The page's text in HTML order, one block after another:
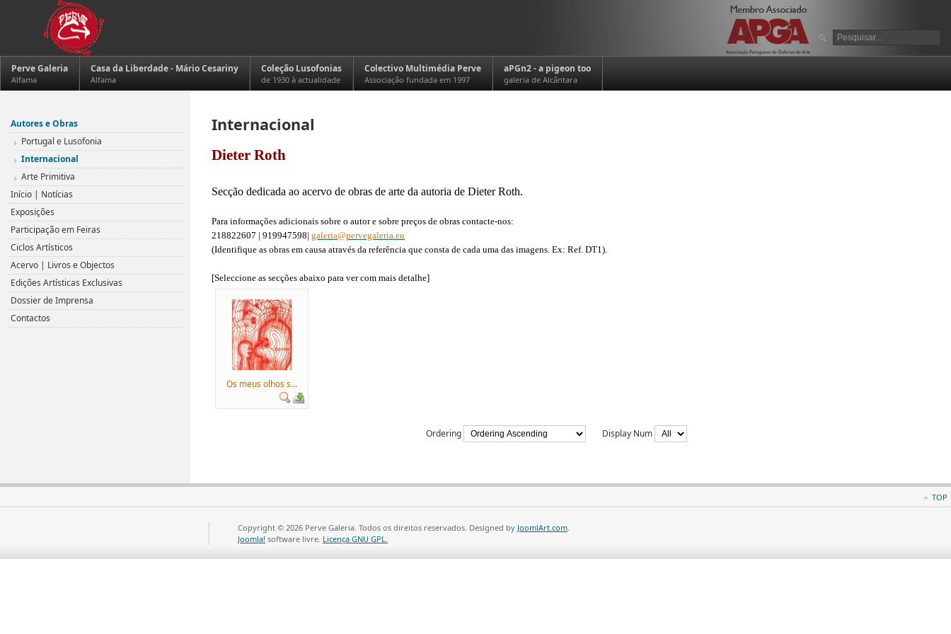
Perve Galeria
Alfama
Casa da Liberdade - Mário Cesariny
Alfama
Coleção Lusofonias
de 1930 à actualidade
Colectivo Multimédia Perve
Associação fundada em 1997
aPGn2 - a pigeon too
galeria de Alcântara
Internacional
Dieter Roth
Secção dedicada ao acervo de obras de arte da autoria de Dieter Roth.
Para informações adicionais sobre o autor e sobre preços de obras contacte-nos:
218822607 | 919947598| galeria@pervegaleria.eu
(Identifique as obras em causa através da referência que consta de cada uma das imagens. Ex: Ref. DT1).
[Seleccione as secções abaixo para ver com mais detalhe]
Os meus olhos s...
Ordering Display Num
Autores e Obras
Portugal e Lusofonia
Internacional
Arte Primitiva
Início | Notícias
Exposições
Participação em Feiras
Ciclos Artísticos
Acervo | Livros e Objectos
Edições Artísticas Exclusivas
Dossier de Imprensa
Contactos
TOP
Copyright © 2026 Perve Galeria. Todos os direitos reservados. Designed by JoomlArt.com.
Joomla! software livre. Licença GNU GPL.